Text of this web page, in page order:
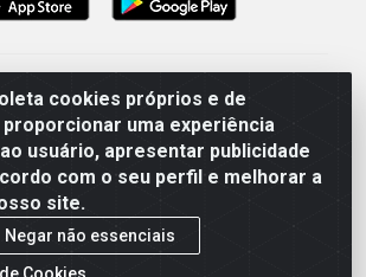
cookies próprios e de
uma experiência
usuário, apresentar publicidade
com o seu perfil e melhorar a
site.
Negar não essenciais
Cookies
de Higiene e Descartáveis EIRELI -
CNPJ 19.457.137/0001-06
Cid Sampaio, 3125 - Galpão 000A -
- Recife/PE - CEP 51.150-010